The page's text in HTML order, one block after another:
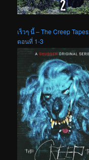
เร็วๆ นี้ – The Creep
ตอนที่ 1-3